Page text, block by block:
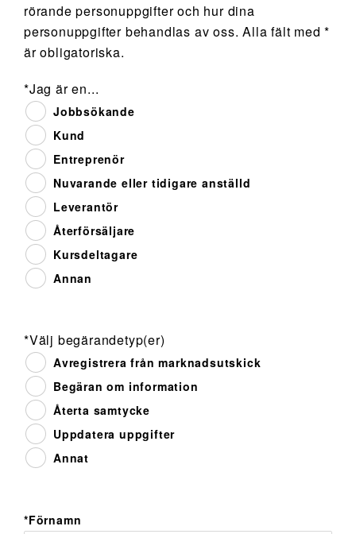
rörande personuppgifter och hur dina
personuppgifter behandlas av oss. Alla fält med *
är obligatoriska.
*Jag är en...
Jobbsökande
Kund
Entreprenör
Nuvarande eller tidigare anställd
Leverantör
Återförsäljare
Kursdeltagare
Annan
*Välj begärandetyp(er)
Avregistrera från marknadsutskick
Begäran om information
Återta samtycke
Uppdatera uppgifter
Annat
*Förnamn